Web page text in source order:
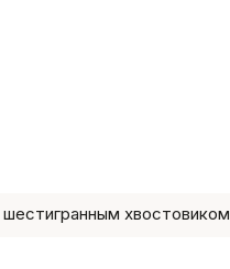
хвостовиком